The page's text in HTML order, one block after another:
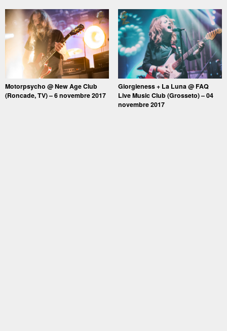
Motorpsycho @ New Age Club
(Roncade, TV) – 6 novembre 2017
Giorgieness + La Luna @ FAQ
Live Music Club (Grosseto) – 04
novembre 2017